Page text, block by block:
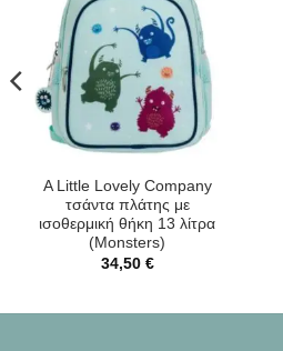
A Little Lovely Company
τσάντα πλάτης με
ισοθερμική θήκη 13 λίτρα
(Monsters)
34,50 €